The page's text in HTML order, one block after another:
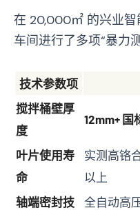
在 20,000㎡ 的兴业智
车间进行了多项“暴力
技术参数项
搅拌桶壁厚
度
12mm+ 国
叶片使用寿
命
实测高铬
以上
轴端密封技
全自动高